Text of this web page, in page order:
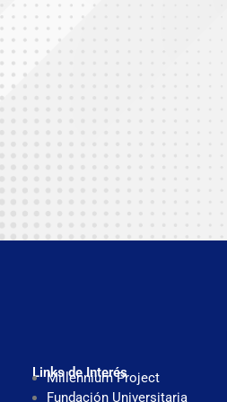
Links de Interés
Millennium Project
Fundación Universitaria